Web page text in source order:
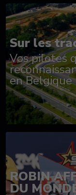
Sur les
Vos pilotes
en Belgique
ROBIN
DU